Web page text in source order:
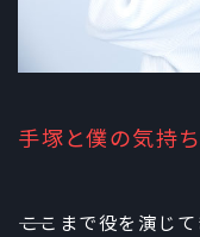
手塚と僕の気持ち
――ここまで役を演じ